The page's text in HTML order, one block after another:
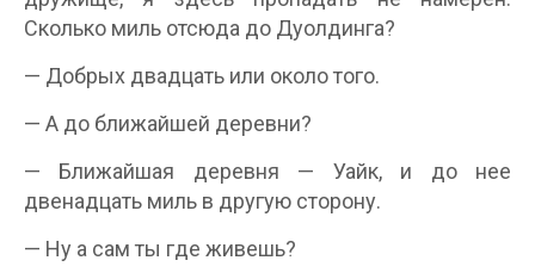
Сколько миль отсюда до Дуолдинга?
— Добрых двадцать или около того.
— А до ближайшей деревни?
— Ближайшая деревня — Уайк, и до нее
двенадцать миль в другую сторону.
— Ну а сам ты где живешь?